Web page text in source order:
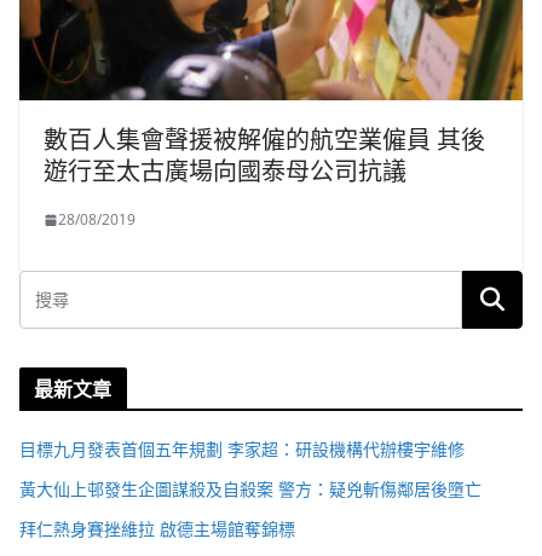
數百人集會聲援被解僱的航空業僱員 其後
遊行至太古廣場向國泰母公司抗議
28/08/2019
最新文章
目標九月發表首個五年規劃 李家超：研設機構代辦樓宇維修
黃大仙上邨發生企圖謀殺及自殺案 警方：疑兇斬傷鄰居後墮亡
拜仁熱身賽挫維拉 啟德主場館奪錦標